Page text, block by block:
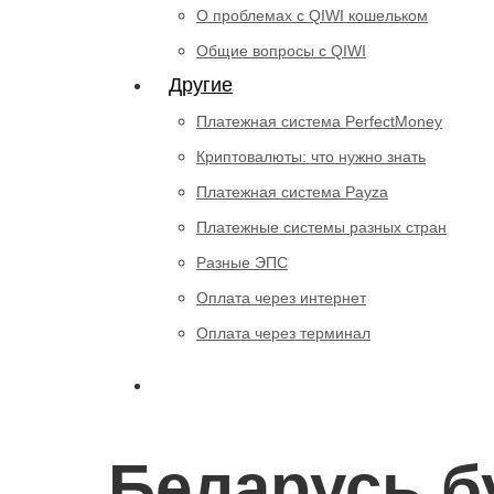
О проблемах с QIWI кошельком
Общие вопросы с QIWI
Другие
Платежная система PerfectMoney
Криптовалюты: что нужно знать
Платежная система Payza
Платежные системы разных стран
Разные ЭПС
Оплата через интернет
Оплата через терминал